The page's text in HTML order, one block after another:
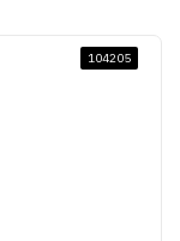
104205